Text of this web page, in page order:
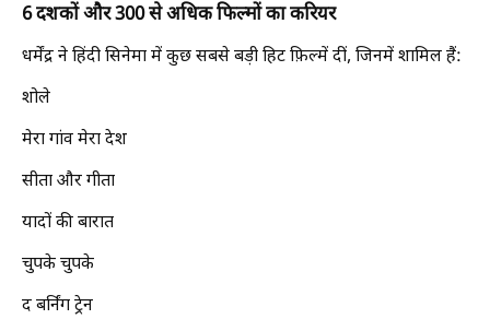
6 दशकों और 300 से अधिक फिल्मों का करियर
धर्मेंद्र ने हिंदी सिनेमा में कुछ सबसे बड़ी हिट फ़िल्में दीं, जिनमें शामिल हैं:
शोले
मेरा गांव मेरा देश
सीता और गीता
यादों की बारात
चुपके चुपके
द बर्निंग ट्रेन